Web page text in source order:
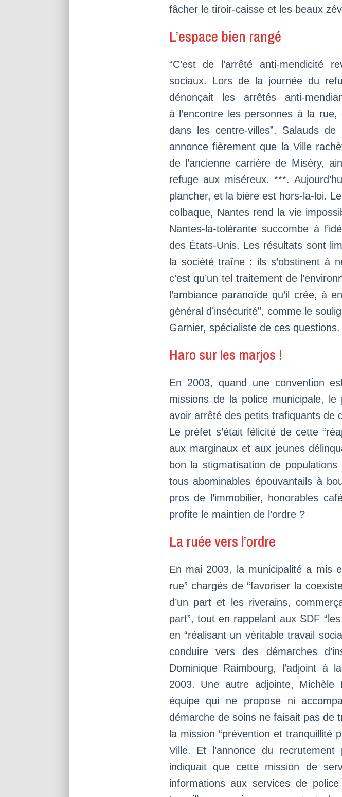
fâcher le tiroir-caisse et les beaux
L’espace bien rangé
“C’est de l’arrêté anti-mendicité
sociaux. Lors de la journée du
dénonçait les arrêtés anti-
à l’encontre les personnes à la
dans les centre-villes”. Salauds
annonce fièrement que la Ville
de l’ancienne carrière de Miséry,
refuge aux miséreux. ***.
plancher, et la bière est hors-la-loi.
colbaque, Nantes rend la vie
Nantes-la-tolérante succombe à
des États-Unis. Les résultats sont
la société traîne : ils s’obstinent à
c’est qu’un tel traitement de
l’ambiance paranoïde qu’il crée, à
général d’insécurité”, comme le
Garnier, spécialiste de ces questions.
Haro sur les marjos !
En 2003, quand une convention
missions de la police municipale,
avoir arrêté des petits trafiquants de
Le préfet s’était félicité de cette
aux marginaux et aux jeunes
bon la stigmatisation de
tous abominables épouvantails à
pros de l’immobilier, honorables
profite le maintien de l’ordre ?
La ruée vers l’ordre
En mai 2003, la municipalité a mis
rue” chargés de “favoriser la
d’un part et les riverains,
part”, tout en rappelant aux SDF
en “réalisant un véritable travail
conduire vers des démarches
Dominique Raimbourg, l’adjoint à
2003. Une autre adjointe,
équipe qui ne propose ni
démarche de soins ne faisait pas de
la mission “prévention et tranquillité
Ville. Et l’annonce du
indiquait que cette mission de
informations aux services de